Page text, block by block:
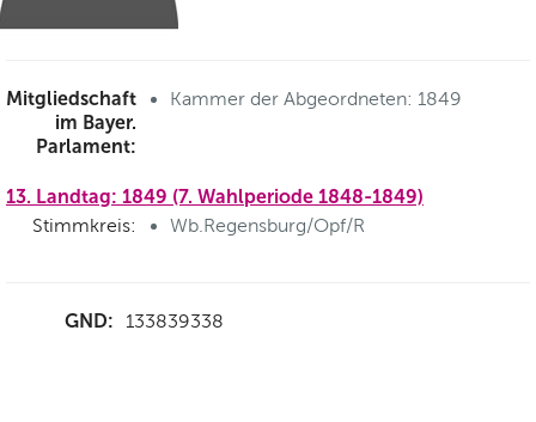
Mitgliedschaft
im Bayer.
Parlament:
Kammer der Abgeordneten: 1849
13. Landtag: 1849 (7. Wahlperiode 1848-1849)
Stimmkreis: Wb.Regensburg/Opf/R
GND: 133839338